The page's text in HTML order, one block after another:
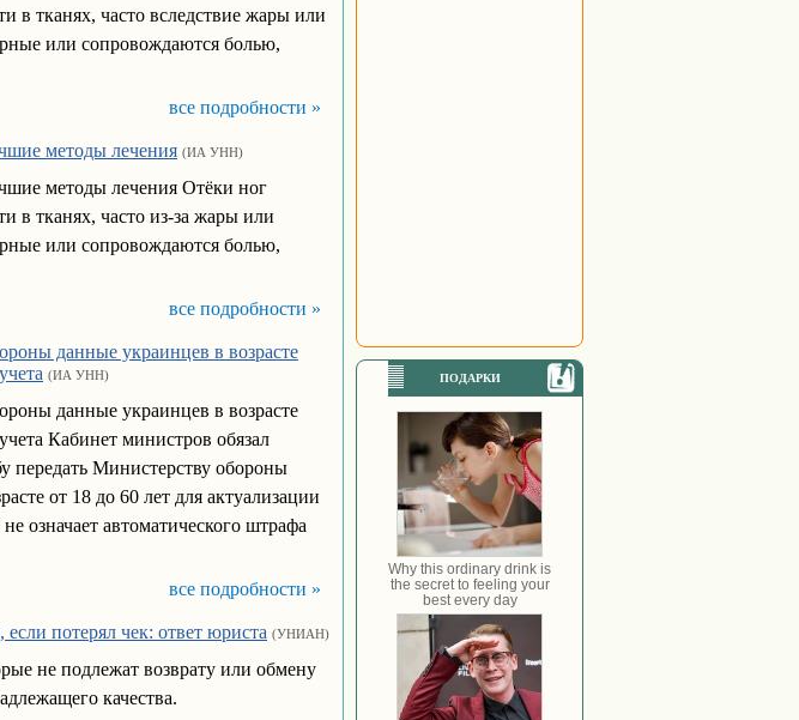
в тканях, часто вследствие жары или
или сопровождаются болью,
все подробности »
методы лечения (ИА УНН)
методы лечения Отёки ног
в тканях, часто из-за жары или
или сопровождаются болью,
все подробности »
данные украинцев в возрасте
(ИА УНН)
данные украинцев в возрасте
Кабинет министров обязал
передать Министерству обороны
от 18 до 60 лет для актуализации
означает автоматического штрафа
все подробности »
потерял чек: ответ юриста (УНИАН)
не подлежат возврату или обмену
качества.
ПОДАРКИ